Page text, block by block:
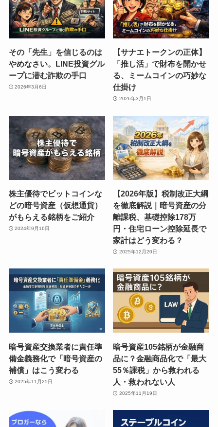
その「先生」を信じるのは
やめなさい。LINE投資グル
ープに潜む詐欺の手口
2026年3月6日
【サナエトークンの正体】
「推し活」で財布を開かせ
る、ミームコインの巧妙な
仕掛け
2026年3月1日
株主優待でビットコインな
どの暗号資産（仮想通貨）
がもらえる銘柄をご紹介
2024年9月16日
【2026年版】税制改正大綱
を徹底解説｜暗号資産の分
離課税、基礎控除178万
円・住宅ローン控除延長で
家計はどう変わる？
2025年12月20日
暗号資産交換業者に責任準
備金義務化で「暗号資産の
補償」はこう変わる
2025年11月25日
暗号資産105銘柄が金融商
品に？金融商品化で「最大
55％課税」から救われる
人・救われない人
2025年11月19日